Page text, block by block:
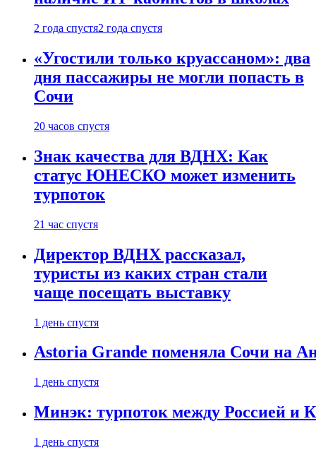
2 года спустя2 года спустя
«Угостили только круассаном»: два
дня пассажиры не могли попасть в
Сочи
20 часов спустя
Знак качества для ВДНХ: Как
статус ЮНЕСКО может изменить
турпоток
21 час спустя
Директор ВДНХ рассказал,
туристы из каких стран стали
чаще посещать выставку
1 день спустя
Astoria Grande поменяла Сочи на
1 день спустя
Минэк: турпоток между Россией и
1 день спустя